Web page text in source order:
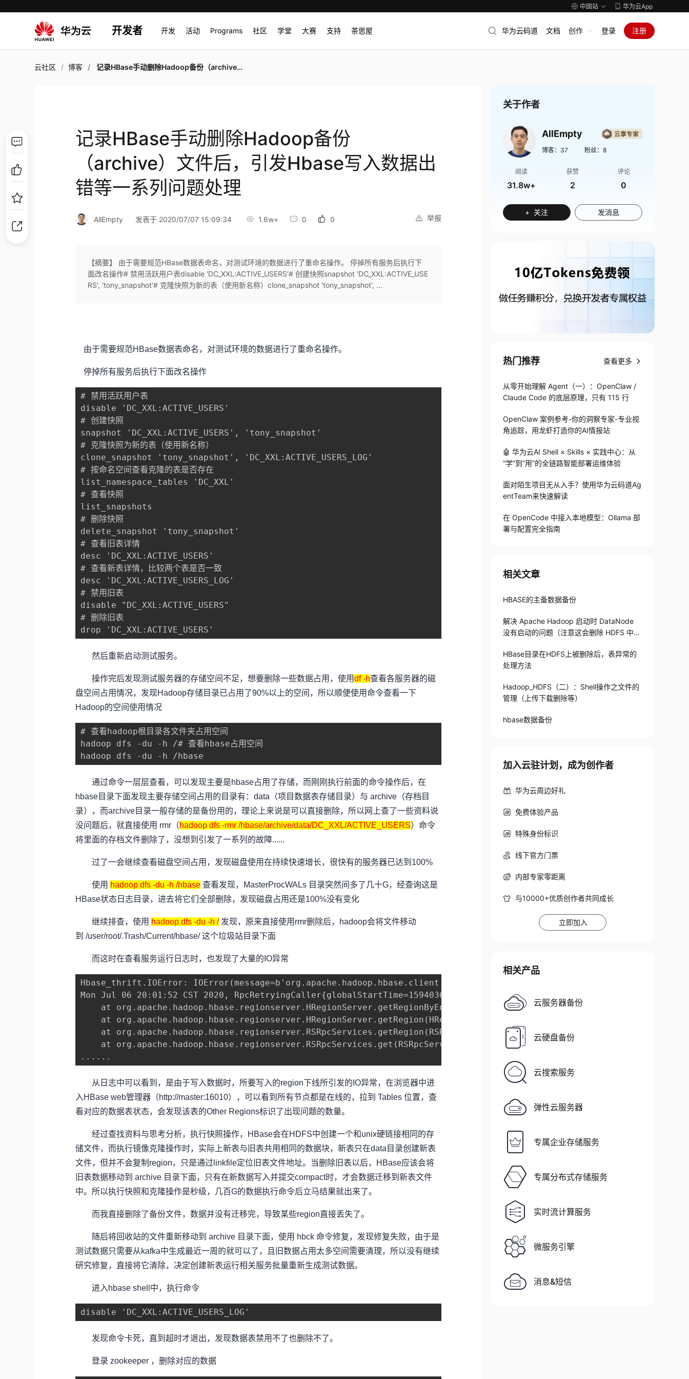
中国站 华为云App
开发者 开发 活动 Programs 社区 学堂 大赛 支持 茶思屋 华为云码道 文档 创作 登录 注册
云社区 博客 记录HBase手动删除Hadoop备份（archive）文件后，引发Hbase写入数据出错等一系列问题处理
记录HBase手动删除Hadoop备份
（archive）文件后，引发Hbase写入数据出
错等一系列问题处理
举报
AllEmpty 发表于 2020/07/07 15:09:34 1.6w+ 0 0
【摘要】 由于需要规范HBase数据表命名，对测试环境的数据进行了重命名操作。 停掉所有服务后执行下
面改名操作# 禁用活跃用户表disable 'DC_XXL:ACTIVE_USERS'# 创建快照snapshot 'DC_XXL:ACTIVE_USE
RS', 'tony_snapshot'# 克隆快照为新的表（使用新名称）clone_snapshot 'tony_snapshot', ...
由于需要规范HBase数据表命名，对测试环境的数据进行了重命名操作。
停掉所有服务后执行下面改名操作
# 禁用活跃用户表
disable 'DC_XXL:ACTIVE_USERS'
# 创建快照
snapshot 'DC_XXL:ACTIVE_USERS', 'tony_snapshot'
# 克隆快照为新的表（使用新名称）
clone_snapshot 'tony_snapshot', 'DC_XXL:ACTIVE_USERS_LOG'
# 按命名空间查看克隆的表是否存在
list_namespace_tables 'DC_XXL'
# 查看快照
list_snapshots
# 删除快照
delete_snapshot 'tony_snapshot'
# 查看旧表详情
desc 'DC_XXL:ACTIVE_USERS'
# 查看新表详情，比较两个表是否一致
desc 'DC_XXL:ACTIVE_USERS_LOG'
# 禁用旧表
disable "DC_XXL:ACTIVE_USERS"
# 删除旧表
drop 'DC_XXL:ACTIVE_USERS'
然后重新启动测试服务。
操作完后发现测试服务器的存储空间不足，想要删除一些数据占用，使用df -h查看各服务器的磁
盘空间占用情况，发现Hadoop存储目录已占用了90%以上的空间，所以顺便使用命令查看一下
Hadoop的空间使用情况
# 查看hadoop根目录各文件夹占用空间
hadoop dfs -du -h /# 查看hbase占用空间
hadoop dfs -du -h /hbase
通过命令一层层查看，可以发现主要是hbase占用了存储，而刚刚执行前面的命令操作后，在
hbase目录下面发现主要存储空间占用的目录有：data（项目数据表存储目录）与 archive（存档目
录），而archive目录一般存储的是备份用的，理论上来说是可以直接删除，所以网上查了一些资料说
没问题后，就直接使用 rmr（hadoop dfs -rmr /hbase/archive/data/DC_XXL/ACTIVE_USERS）命令
将里面的存档文件删除了，没想到引发了一系列的故障......
过了一会继续查看磁盘空间占用，发现磁盘使用在持续快速增长，很快有的服务器已达到100%
使用 hadoop dfs -du -h /hbase 查看发现，MasterProcWALs 目录突然间多了几十G，经查询这是
HBase状态日志目录，进去将它们全部删除，发现磁盘占用还是100%没有变化
继续排查，使用 hadoop dfs -du -h /发现，原来直接使用rmr删除后，hadoop会将文件移动
到 /user/root/.Trash/Current/hbase/ 这个垃圾站目录下面
而这时在查看服务运行日志时，也发现了大量的IO异常
Hbase_thrift.IOError: IOError(message=b'org.apache.hadoop.hbase.client.RetriesExhaustedException: Failed after
Mon Jul 06 20:01:52 CST 2020, RpcRetryingCaller{globalStartTime=1594036912662, pause=100, maxAttempts=16},
at org.apache.hadoop.hbase.regionserver.HRegionServer.getRegionByEncodedName(HRegionServer.java:3249)
at org.apache.hadoop.hbase.regionserver.HRegionServer.getRegion(HRegionServer.java:3226)
at org.apache.hadoop.hbase.regionserver.RSRpcServices.getRegion(RSRpcServices.java:1414)
at org.apache.hadoop.hbase.regionserver.RSRpcServices.get(RSRpcServices.java:2429)
......
从日志中可以看到，是由于写入数据时，所要写入的region下线所引发的IO异常，在浏览器中进
入HBase web管理器（http://master:16010），可以看到所有节点都是在线的，拉到 Tables 位置，查
看对应的数据表状态，会发现该表的Other Regions标识了出现问题的数量。
经过查找资料与思考分析，执行快照操作，HBase会在HDFS中创建一个和unix硬链接相同的存
储文件，而执行镜像克隆操作时，实际上新表与旧表共用相同的数据块，新表只在data目录创建新表
文件，但并不会复制region，只是通过linkfile定位旧表文件地址。当删除旧表以后，HBase应该会将
旧表数据移动到 archive 目录下面，只有在新数据写入并提交compact时，才会数据迁移到新表文件
中。所以执行快照和克隆操作是秒级，几百G的数据执行命令后立马结果就出来了。
而我直接删除了备份文件，数据并没有迁移完，导致某些region直接丢失了。
随后将回收站的文件重新移动到 archive 目录下面，使用 hbck 命令修复，发现修复失败，由于是
测试数据只需要从kafka中生成最近一周的就可以了，且旧数据占用太多空间需要清理，所以没有继续
研究修复，直接将它清除，决定创建新表运行相关服务批量重新生成测试数据。
进入hbase shell中，执行命令
disable 'DC_XXL:ACTIVE_USERS_LOG'
发现命令卡死，直到超时才退出，发现数据表禁用不了也删除不了。
登录 zookeeper ，删除对应的数据
关于作者
AllEmpty
博客： 37 粉丝： 8
阅读
31.8w+
获赞
2
评论
0
+ 关注 发消息
热门推荐 查看更多
从零开始理解 Agent（一）：OpenClaw /
Claude Code 的底层原理，只有 115 行
OpenClaw 案例参考-你的洞察专家-专业视
角追踪，用龙虾打造你的AI情报站
🤖 华为云AI Shell × Skills × 实践中心：从
“学”到“用”的全链路智能部署运维体验
面对陌生项目无从入手？使用华为云码道Ag
entTeam来快速解读
在 OpenCode 中接入本地模型：Ollama 部
署与配置完全指南
相关文章
HBASE的主备数据备份
解决 Apache Hadoop 启动时 DataNode
没有启动的问题（注意这会删除 HDFS 中原
HBase目录在HDFS上被删除后，表异常的
处理方法
Hadoop_HDFS（二）：Shell操作之文件的
管理（上传下载删除等）
hbase数据备份
加入云驻计划，成为创作者
华为云周边好礼
免费体验产品
特殊身份标识
线下官方门票
内部专家零距离
与10000+优质创作者共同成长
立即加入
相关产品
云服务器备份
云硬盘备份
云搜索服务
弹性云服务器
专属企业存储服务
专属分布式存储服务
实时流计算服务
微服务引擎
消息&短信